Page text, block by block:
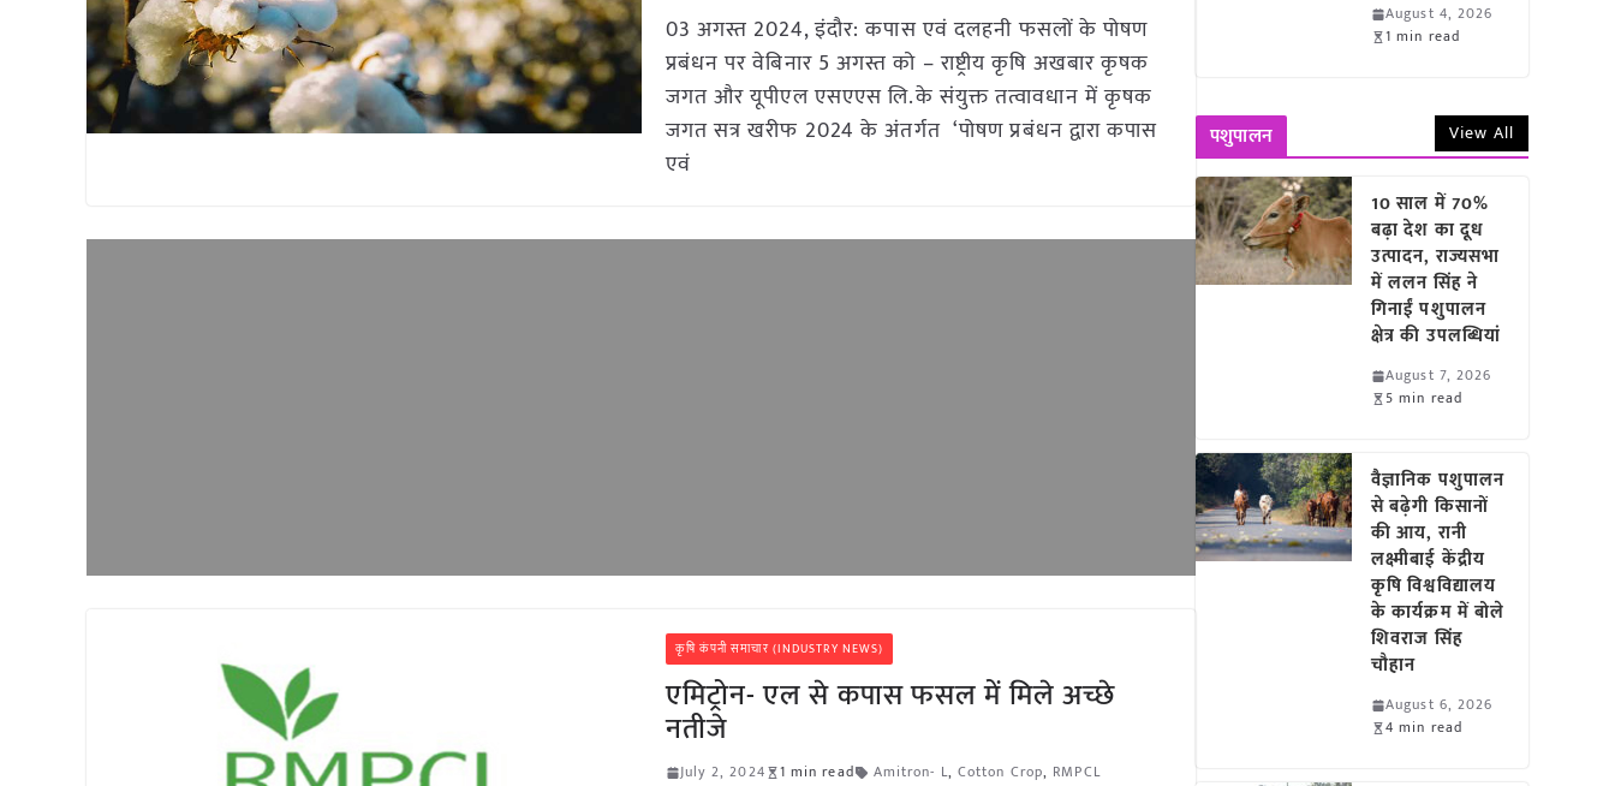
03 अगस्त 2024, इंदौर: कपास एवं दलहनी फसलों के पोषण
प्रबंधन पर वेबिनार 5 अगस्त को – राष्ट्रीय कृषि अखबार कृषक
जगत और यूपीएल एसएएस लि.के संयुक्त तत्वावधान में कृषक
जगत सत्र खरीफ 2024 के अंतर्गत ‘पोषण प्रबंधन द्वारा कपास
एवं
कृषि कंपनी समाचार (INDUSTRY NEWS)
एमिट्रोन- एल से कपास फसल में मिले अच्छे
नतीजे
July 2, 2024 1 min read Amitron- L, Cotton Crop, RMPCL
August 4, 2026
1 min read
पशुपालन View All
10 साल में 70%
बढ़ा देश का दूध
उत्पादन, राज्यसभा
में ललन सिंह ने
गिनाईं पशुपालन
क्षेत्र की उपलब्धियां
August 7, 2026
5 min read
वैज्ञानिक पशुपालन
से बढ़ेगी किसानों
की आय, रानी
लक्ष्मीबाई केंद्रीय
कृषि विश्वविद्यालय
के कार्यक्रम में बोले
शिवराज सिंह
चौहान
August 6, 2026
4 min read